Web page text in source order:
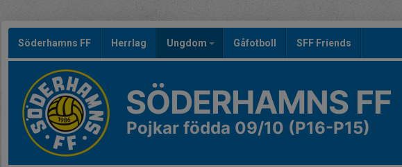
Söderhamns FF Herrlag Ungdom Gåfotboll SFF Friends
SÖDERHAMNS FF
Pojkar födda 09/10 (P16-P15)